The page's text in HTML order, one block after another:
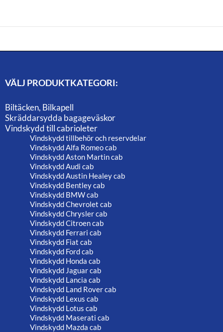
VÄLJ PRODUKTKATEGORI:
Biltäcken, Bilkapell
Skräddarsydda bagageväskor
Vindskydd till cabrioleter
Vindskydd tillbehör och reservdelar
Vindskydd Alfa Romeo cab
Vindskydd Aston Martin cab
Vindskydd Audi cab
Vindskydd Austin Healey cab
Vindskydd Bentley cab
Vindskydd BMW cab
Vindskydd Chevrolet cab
Vindskydd Chrysler cab
Vindskydd Citroen cab
Vindskydd Ferrari cab
Vindskydd Fiat cab
Vindskydd Ford cab
Vindskydd Honda cab
Vindskydd Jaguar cab
Vindskydd Lancia cab
Vindskydd Land Rover cab
Vindskydd Lexus cab
Vindskydd Lotus cab
Vindskydd Maserati cab
Vindskydd Mazda cab